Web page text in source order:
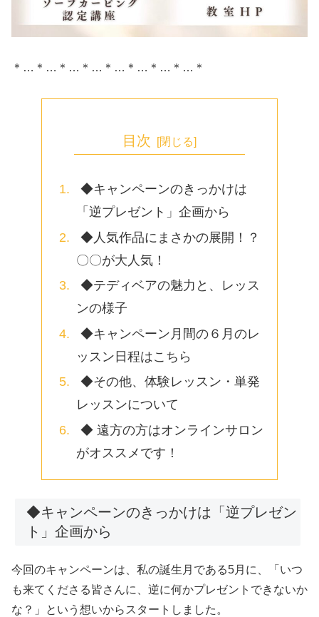
＊…＊…＊…＊…＊…＊…＊…＊…＊
目次
◆キャンペーンのきっかけは
「逆プレゼント」企画から
◆人気作品にまさかの展開！？
〇〇が大人気！
◆テディベアの魅力と、レッス
ンの様子
◆キャンペーン月間の６月のレ
ッスン日程はこちら
◆その他、体験レッスン・単発
レッスンについて
◆ 遠方の方はオンラインサロン
がオススメです！
◆キャンペーンのきっかけは「逆プレゼン
ト」企画から
今回のキャンペーンは、私の誕生月である5月に、「 いつ
も来てくださる皆さんに、逆に何かプレゼントできないか
な？ 」という想いからスタートしました。